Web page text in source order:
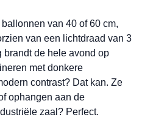
van 40 of 60 cm,
van een lichtdraad van 3
brandt de hele avond op
met donkere
contrast? Dat kan. Ze
ophangen aan de
zaal? Perfect.